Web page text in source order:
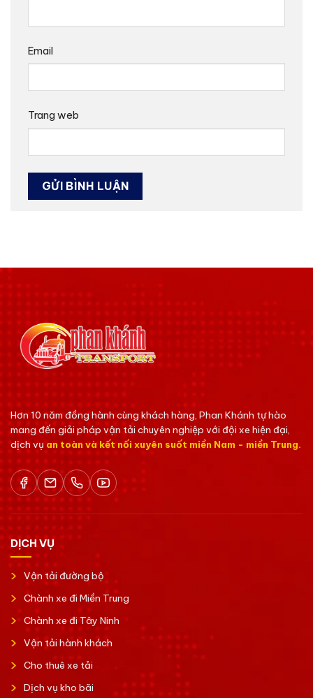
Email
Trang web
Hơn 10 năm đồng hành cùng khách hàng, Phan Khánh tự hào
mang đến giải pháp vận tải chuyên nghiệp với đội xe hiện đại,
dịch vụan toàn và kết nối xuyên suốt miền Nam - miền Trung.
DỊCH VỤ
Vận tải đường bộ
Chành xe đi Miền Trung
Chành xe đi Tây Ninh
Vận tải hành khách
Cho thuê xe tải
Dịch vụ kho bãi